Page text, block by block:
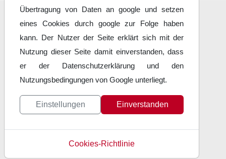
Übertragung von Daten an google und setzen
eines Cookies durch google zur Folge haben
kann. Der Nutzer der Seite erklärt sich mit der
Nutzung dieser Seite damit einverstanden, dass
er der Datenschutzerklärung und den
Nutzungsbedingungen von Google unterliegt.
Einstellungen Einverstanden
Cookies-Richtlinie